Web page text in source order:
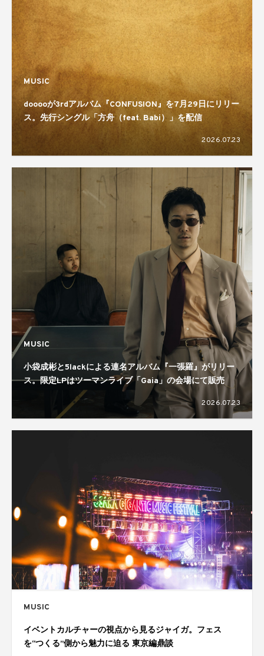
MUSIC
dooooが3rdアルバム『CONFUSION』を7月29日にリリー
ス。先行シングル「方舟（feat. Babi）」を配信
2026.07.23
MUSIC
小袋成彬と5lackによる連名アルバム『一張羅』がリリー
ス。限定LPはツーマンライブ「Gaia」の会場にて販売
2026.07.23
MUSIC
イベントカルチャーの視点から見るジャイガ。フェス
を“つくる”側から魅力に迫る 東京編鼎談